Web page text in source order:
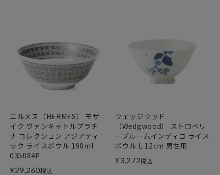
エルメス（HERMES） モザ
イク ヴァンキャトルプラチ
ナ コレクション アジアティ
ック ライスボウル 190ml
035084P
¥29,260税込
ウェッジウッド
（Wedgwood） ストロベリ
ーブルームインディゴ ライス
ボウル L 12cm 男性用
¥3,272税込